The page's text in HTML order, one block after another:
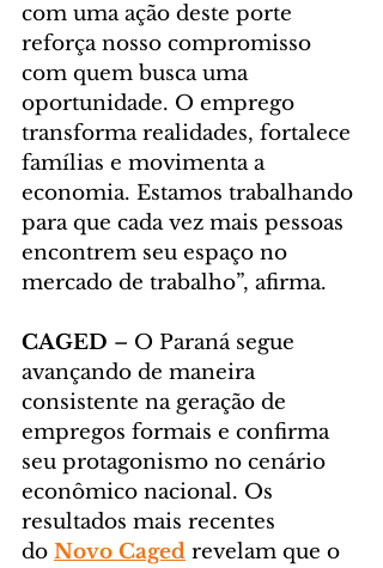
com uma ação deste porte
reforça nosso compromisso
com quem busca uma
oportunidade. O emprego
transforma realidades, fortalece
famílias e movimenta a
economia. Estamos trabalhando
para que cada vez mais pessoas
encontrem seu espaço no
mercado de trabalho”, afirma.
CAGED – O Paraná segue
avançando de maneira
consistente na geração de
empregos formais e confirma
seu protagonismo no cenário
econômico nacional. Os
resultados mais recentes
do Novo Caged revelam que o